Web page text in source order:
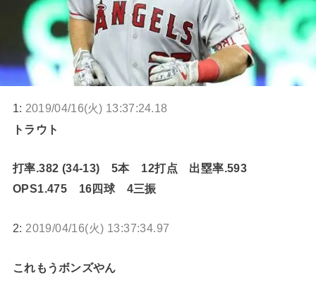
1: 2019/04/16(火) 13:37:24.18
トラウト
打率.382 (34-13) 5本 12打点 出塁率.593
OPS1.475 16四球 4三振
2: 2019/04/16(火) 13:37:34.97
これもうボンズやん